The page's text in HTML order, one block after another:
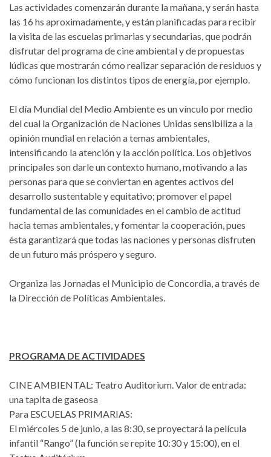
Las actividades comenzarán durante la mañana, y serán hasta
las 16 hs aproximadamente, y están planificadas para recibir
la visita de las escuelas primarias y secundarias, que podrán
disfrutar del programa de cine ambiental y de propuestas
lúdicas que mostrarán cómo realizar separación de residuos y
cómo funcionan los distintos tipos de energía, por ejemplo.
El día Mundial del Medio Ambiente es un vínculo por medio
del cual la Organización de Naciones Unidas sensibiliza a la
opinión mundial en relación a temas ambientales,
intensificando la atención y la acción política. Los objetivos
principales son darle un contexto humano, motivando a las
personas para que se conviertan en agentes activos del
desarrollo sustentable y equitativo; promover el papel
fundamental de las comunidades en el cambio de actitud
hacia temas ambientales, y fomentar la cooperación, pues
ésta garantizará que todas las naciones y personas disfruten
de un futuro más próspero y seguro.
Organiza las Jornadas el Municipio de Concordia, a través de
la Dirección de Políticas Ambientales.
PROGRAMA DE ACTIVIDADES
CINE AMBIENTAL: Teatro Auditorium. Valor de entrada:
una tapita de gaseosa
Para ESCUELAS PRIMARIAS:
El miércoles 5 de junio, a las 8:30, se proyectará la película
infantil “Rango” (la función se repite 10:30 y 15:00), en el